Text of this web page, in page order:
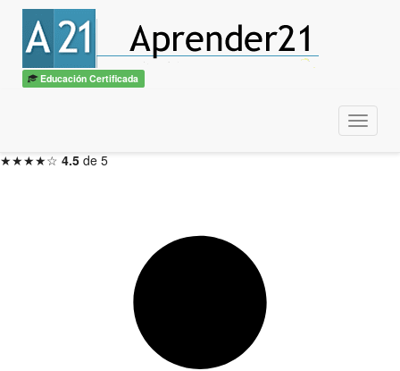
Educación Certificada
Menu
Fotografía Nivel Avanzado
con diplomaITSS / CBTech
★★★★☆ 4.5 de 5